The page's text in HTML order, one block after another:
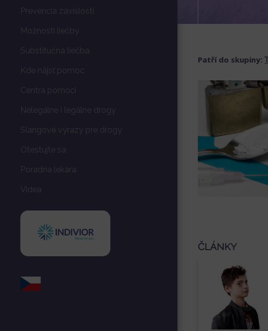
Prevencia závislosti
Možnosti liečby
Substitučná liečba
Kde nájsť pomoc
Centrá pomoci
Nelegálne i legálne drogy
Slangové výrazy pre drogy
Otestujte sa
Poradňa lekára
Videa
Patří do skupiny:
ČLÁNKY